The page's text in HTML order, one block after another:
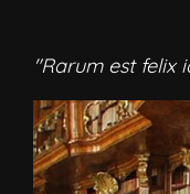
"Rarum est felix